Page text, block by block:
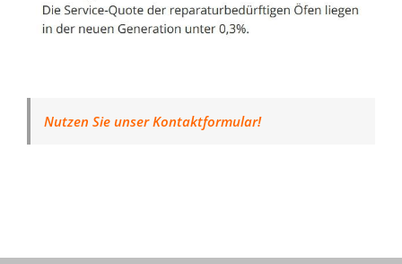
Nutzen Sie unser Kontaktformular!